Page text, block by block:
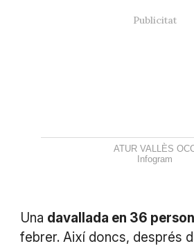
ATUR VALLÈS
Infogram
Una davallada en 36
febrer. Així doncs, després